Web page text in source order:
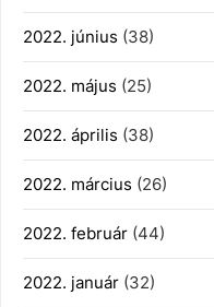
2022. június (38)
2022. május (25)
2022. április (38)
2022. március (26)
2022. február (44)
2022. január (32)